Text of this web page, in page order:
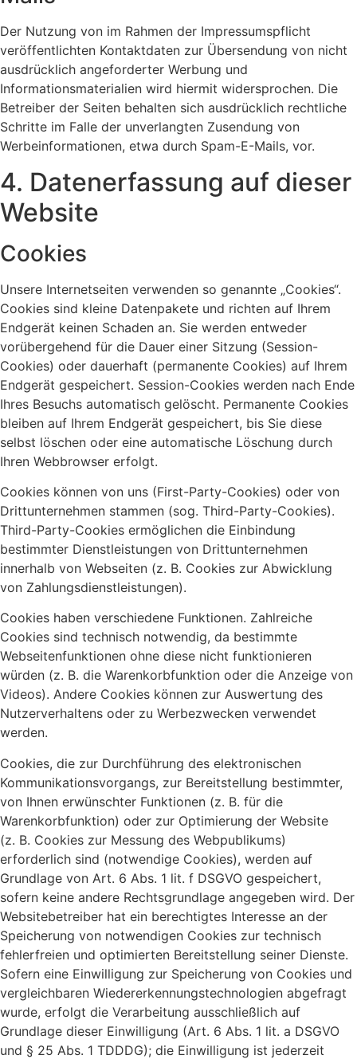
Der Nutzung von im Rahmen der Impressumspflicht
veröffentlichten Kontaktdaten zur Übersendung von nicht
ausdrücklich angeforderter Werbung und
Informationsmaterialien wird hiermit widersprochen. Die
Betreiber der Seiten behalten sich ausdrücklich rechtliche
Schritte im Falle der unverlangten Zusendung von
Werbeinformationen, etwa durch Spam-E-Mails, vor.
4. Datenerfassung auf dieser
Website
Cookies
Unsere Internetseiten verwenden so genannte „Cookies“.
Cookies sind kleine Datenpakete und richten auf Ihrem
Endgerät keinen Schaden an. Sie werden entweder
vorübergehend für die Dauer einer Sitzung (Session-
Cookies) oder dauerhaft (permanente Cookies) auf Ihrem
Endgerät gespeichert. Session-Cookies werden nach Ende
Ihres Besuchs automatisch gelöscht. Permanente Cookies
bleiben auf Ihrem Endgerät gespeichert, bis Sie diese
selbst löschen oder eine automatische Löschung durch
Ihren Webbrowser erfolgt.
Cookies können von uns (First-Party-Cookies) oder von
Drittunternehmen stammen (sog. Third-Party-Cookies).
Third-Party-Cookies ermöglichen die Einbindung
bestimmter Dienstleistungen von Drittunternehmen
innerhalb von Webseiten (z. B. Cookies zur Abwicklung
von Zahlungsdienstleistungen).
Cookies haben verschiedene Funktionen. Zahlreiche
Cookies sind technisch notwendig, da bestimmte
Webseitenfunktionen ohne diese nicht funktionieren
würden (z. B. die Warenkorbfunktion oder die Anzeige von
Videos). Andere Cookies können zur Auswertung des
Nutzerverhaltens oder zu Werbezwecken verwendet
werden.
Cookies, die zur Durchführung des elektronischen
Kommunikationsvorgangs, zur Bereitstellung bestimmter,
von Ihnen erwünschter Funktionen (z. B. für die
Warenkorbfunktion) oder zur Optimierung der Website
(z. B. Cookies zur Messung des Webpublikums)
erforderlich sind (notwendige Cookies), werden auf
Grundlage von Art. 6 Abs. 1 lit. f DSGVO gespeichert,
sofern keine andere Rechtsgrundlage angegeben wird. Der
Websitebetreiber hat ein berechtigtes Interesse an der
Speicherung von notwendigen Cookies zur technisch
fehlerfreien und optimierten Bereitstellung seiner Dienste.
Sofern eine Einwilligung zur Speicherung von Cookies und
vergleichbaren Wiedererkennungstechnologien abgefragt
wurde, erfolgt die Verarbeitung ausschließlich auf
Grundlage dieser Einwilligung (Art. 6 Abs. 1 lit. a DSGVO
und § 25 Abs. 1 TDDDG); die Einwilligung ist jederzeit